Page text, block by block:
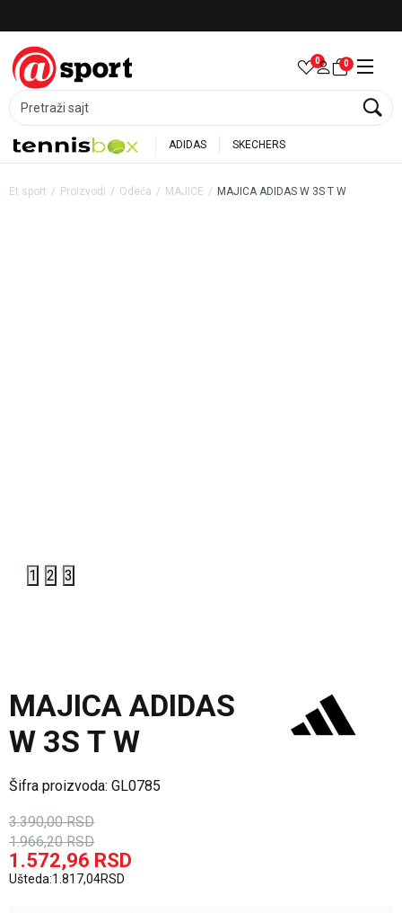
Pretraži sajt
0 0
ADIDAS SKECHERS
Et sport Proizvodi Odeća MAJICE MAJICA ADIDAS W 3S T W
1 2 3
MAJICA ADIDAS
W 3S T W
Šifra proizvoda: GL0785
3.390,00 RSD
1.966,20 RSD
1.572,96 RSD
Ušteda:1.817,04RSD